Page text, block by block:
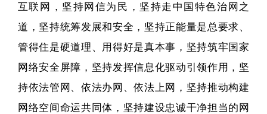
互联网，坚持网信为民，坚持走中国特色治网之
道，坚持统筹发展和安全，坚持正能量是总要求、
管得住是硬道理、用得好是真本事，坚持筑牢国家
网络安全屏障，坚持发挥信息化驱动引领作用，坚
持依法管网、依法办网、依法上网，坚持推动构建
网络空间命运共同体，坚持建设忠诚干净担当的网